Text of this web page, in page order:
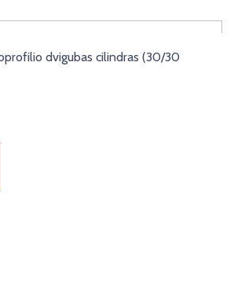
dvigubas cilindras (30/30